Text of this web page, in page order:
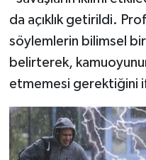
da açıklık getirildi.
söylemlerin bilimsel bir
belirterek,
etmemesi gerektiğini